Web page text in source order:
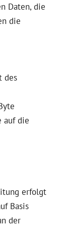
Daten, die
die
des
auf die
erfolgt
Basis
der